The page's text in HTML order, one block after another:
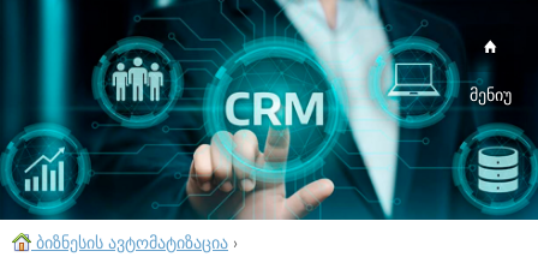
მენიუ
ბიზნესის ავტომატიზაცია ›